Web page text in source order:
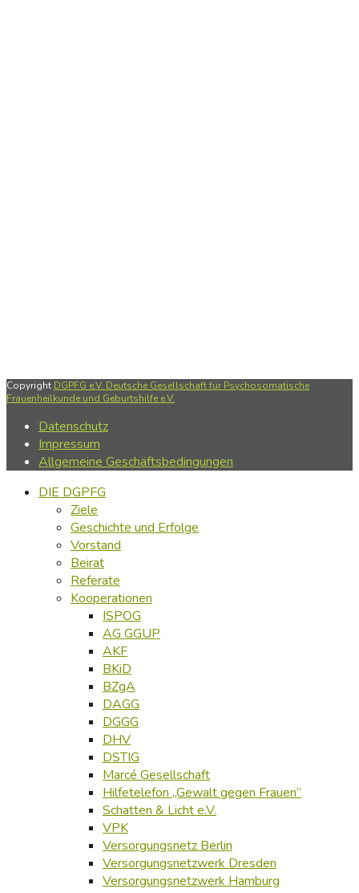
Copyright DGPFG e.V. Deutsche Gesellschaft für Psychosomatische
Frauenheilkunde und Geburtshilfe e.V.
Datenschutz
Impressum
Allgemeine Geschäftsbedingungen
DIE DGPFG
Ziele
Geschichte und Erfolge
Vorstand
Beirat
Referate
Kooperationen
ISPOG
AG GGUP
AKF
BKiD
BZgA
DAGG
DGGG
DHV
DSTIG
Marcé Gesellschaft
Hilfetelefon „Gewalt gegen Frauen“
Schatten & Licht e.V.
VPK
Versorgungsnetz Berlin
Versorgungsnetzwerk Dresden
Versorgungsnetzwerk Hamburg